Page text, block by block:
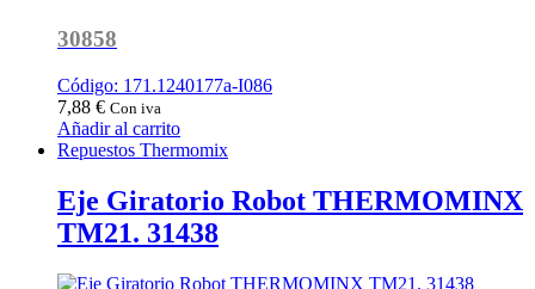
30858
Código: 171.1240177a-I086
7,88 € Con iva
Añadir al carrito
Repuestos Thermomix
Eje Giratorio Robot THERMOMINX
TM21. 31438